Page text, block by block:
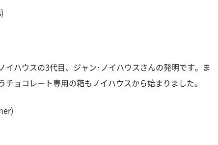
イハウスの3代目、ジャン･ノイハウスさんの発明です。ま
チョコレート専用の箱もノイハウスから始まりました。